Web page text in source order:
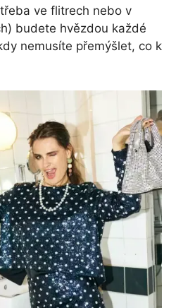
ve flitrech nebo v
budete hvězdou každé
nemusíte přemýšlet, co k